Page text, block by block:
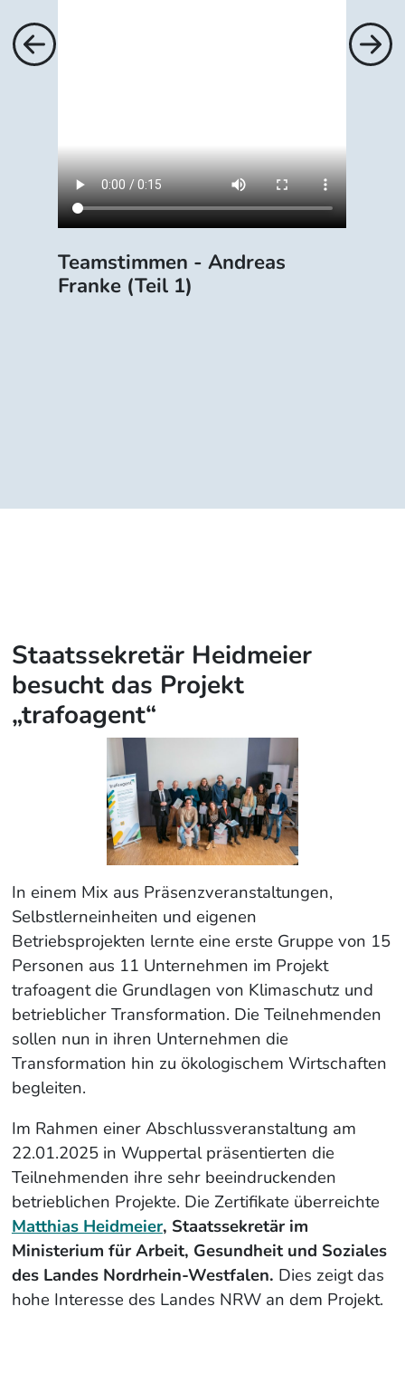
Previous Next
Teamstimmen - Andreas
Franke (Teil 1)
Staatssekretär Heidmeier
besucht das Projekt
„trafoagent“
In einem Mix aus Präsenzveranstaltungen,
Selbstlerneinheiten und eigenen
Betriebsprojekten lernte eine erste Gruppe von 15
Personen aus 11 Unternehmen im Projekt
trafoagent die Grundlagen von Klimaschutz und
betrieblicher Transformation. Die Teilnehmenden
sollen nun in ihren Unternehmen die
Transformation hin zu ökologischem Wirtschaften
begleiten.
Im Rahmen einer Abschlussveranstaltung am
22.01.2025 in Wuppertal präsentierten die
Teilnehmenden ihre sehr beeindruckenden
betrieblichen Projekte. Die Zertifikate überreichte
Matthias Heidmeier, Staatssekretär im
Ministerium für Arbeit, Gesundheit und Soziales
des Landes Nordrhein-Westfalen. Dies zeigt das
hohe Interesse des Landes NRW an dem Projekt.